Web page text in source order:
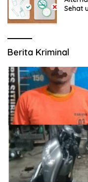
Sehat
Berita Kriminal